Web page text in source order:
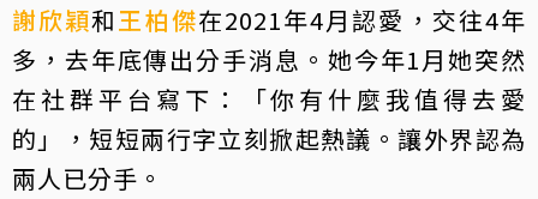
謝欣穎和 王柏傑在2021年4月認愛，交往4年
多，去年底傳出分手消息。她今年1月她突然
在社群平台寫下：「你有什麼我值得去愛
的」，短短兩行字立刻掀起熱議。讓外界認為
兩人已分手。